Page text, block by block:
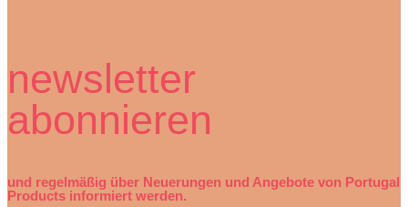
newsletter
abonnieren
und regelmäßig über Neuerungen und Angebote von Portugal
Products informiert werden.